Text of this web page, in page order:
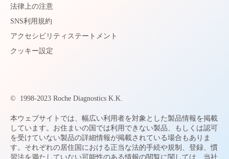
法律上の注意
SNS利用規約
アクセシビリティステートメント
クッキー設定
© 1998-2023 Roche Diagnostics K.K.
本ウェブサイトでは、幅広い利用者を対象とした製品情報を掲載
しています。お住まいの国では利用できない製品、もしくは認可
を受けていない製品の詳細情報が掲載されている場合もありま
す。それぞれの居住国における正当な法的手続や規制、登録、慣
習法を満たしていない可能性のある情報の閲覧に関しては、当社